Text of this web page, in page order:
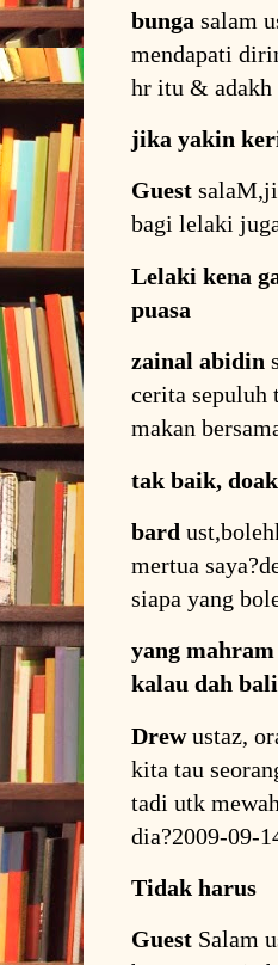
bunga salam
mendapati
hr itu & adakh
jika yakin
Guest
bagi lelaki
Lelaki kena
puasa
zainal abidin
cerita sepuluh
makan
tak baik,
bard
mertua
siapa yang
yang
kalau dah
Drewustaz,
kita tau
tadi utk
dia?2009-09-
Tidak harus
Guest Salam